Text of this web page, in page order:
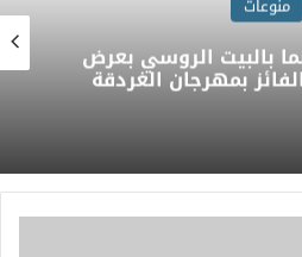
بالبيت الروسي بعرض
بمهرجان الغردقة